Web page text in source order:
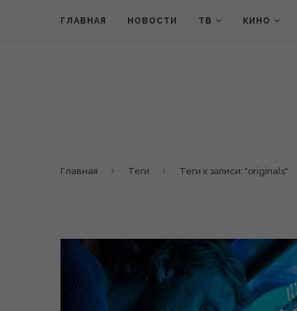
ГЛАВНАЯ НОВОСТИ ТВ КИНО
Главная Теги Теги к записи: "originals"